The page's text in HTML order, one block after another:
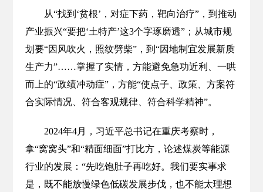
从“找到‘贫根’，对症下药，靶向治疗”，到推动
产业振兴“要把‘土特产’这3个字琢磨透”；从城市规
划要“因风吹火，照纹劈柴”，到“因地制宜发展新质
生产力”……掌握了实情，方能避免急功近利、一哄
而上的“政绩冲动症”，方能“使点子、政策、方案符
合实际情况、符合客观规律、符合科学精神”。
2024年4月，习近平总书记在重庆考察时，
拿“窝窝头”和“精面细面”打比方，论述煤炭等能源
行业的发展：“先吃饱肚子再吃好。我们要实事求
是，既不能放慢绿色低碳发展步伐，也不能太理想